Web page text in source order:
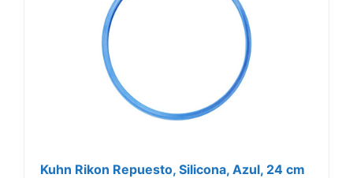
Kuhn Rikon Repuesto, Silicona, Azul, 24 cm